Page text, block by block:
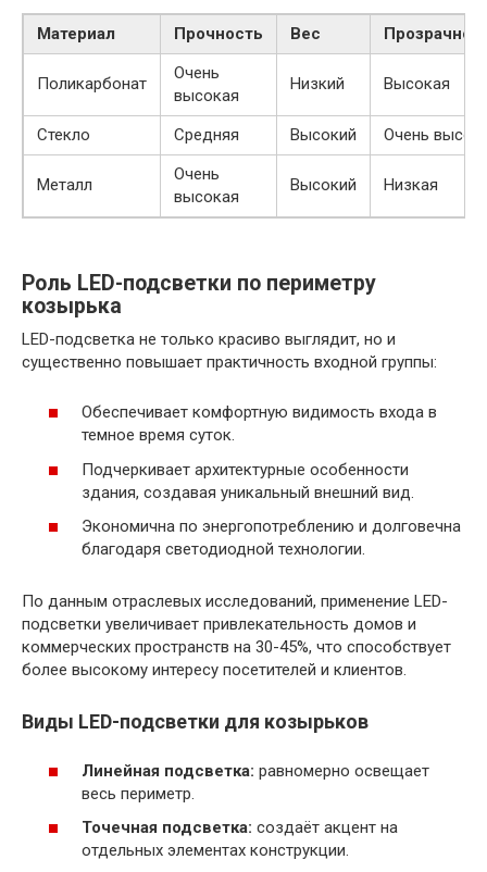
Материал Прочность Вес
Поликарбонат
Очень
высокая
Низкий Высокая
Стекло Средняя Высокий Очень
Металл
Очень
высокая
Высокий Низкая
Роль LED-подсветки по периметру
козырька
LED-подсветка не только красиво выглядит, но и
существенно повышает практичность входной группы:
Обеспечивает комфортную видимость входа в
темное время суток.
Подчеркивает архитектурные особенности
здания, создавая уникальный внешний вид.
Экономична по энергопотреблению и долговечна
благодаря светодиодной технологии.
По данным отраслевых исследований, применение LED-
подсветки увеличивает привлекательность домов и
коммерческих пространств на 30-45%, что способствует
более высокому интересу посетителей и клиентов.
Виды LED-подсветки для козырьков
Линейная подсветка: равномерно освещает
весь периметр.
Точечная подсветка: создаёт акцент на
отдельных элементах конструкции.